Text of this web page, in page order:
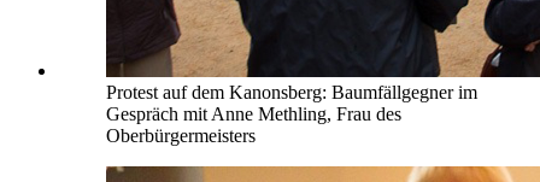
Protest auf dem Kanonsberg: Baumfällgegner im
Gespräch mit Anne Methling, Frau des
Oberbürgermeisters